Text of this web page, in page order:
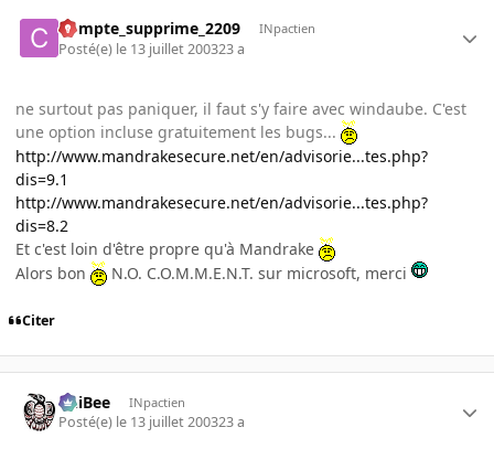
Compte_supprime_2209 INpactien
Posté(e) le 13 juillet 200323 a
ne surtout pas paniquer, il faut s'y faire avec windaube. C'est
une option incluse gratuitement les bugs...
http://www.mandrakesecure.net/en/advisorie...tes.php?
dis=9.1
http://www.mandrakesecure.net/en/advisorie...tes.php?
dis=8.2
Et c'est loin d'être propre qu'à Mandrake
Alors bon
N.O. C.O.M.M.E.N.T. sur microsoft, merci
Citer
PhiBee INpactien
Posté(e) le 13 juillet 200323 a